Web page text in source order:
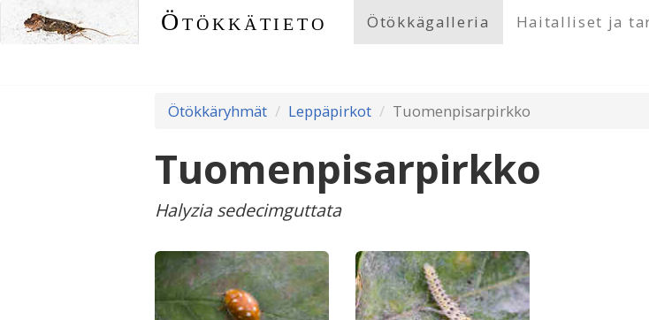
Ötökkätieto Ötökkägalleria Haitalliset ja
Ötökkäryhmät Leppäpirkot Tuomenpisarpirkko
Tuomenpisarpirkko
Halyzia sedecimguttata